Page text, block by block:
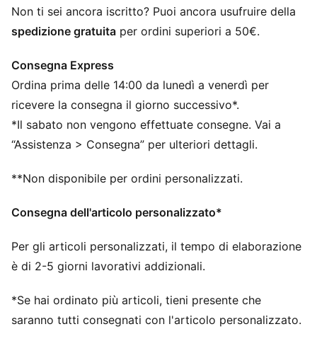
Chiusura: Zip integrale
Lunghezza: Regolare
Tasche: Tasche laterali
Non ti sei ancora iscritto? Puoi ancora usufruire della
spedizione gratuita per ordini superiori a 50€.
Consegna Express
Ordina prima delle 14:00 da lunedì a venerdì per
ricevere la consegna il giorno successivo*.
*Il sabato non vengono effettuate consegne. Vai a
“Assistenza > Consegna” per ulteriori dettagli.
**Non disponibile per ordini personalizzati.
Consegna dell'articolo personalizzato*
Per gli articoli personalizzati, il tempo di elaborazione
è di 2-5 giorni lavorativi addizionali.
*Se hai ordinato più articoli, tieni presente che
saranno tutti consegnati con l'articolo personalizzato.